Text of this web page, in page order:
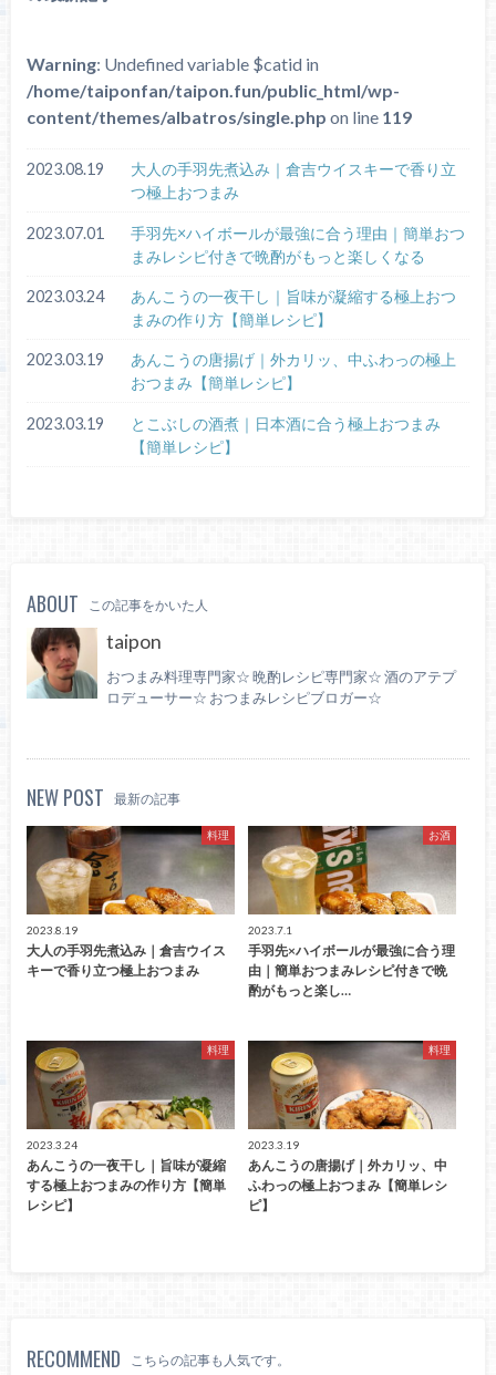
Warning: Undefined variable $catid in
/home/taiponfan/taipon.fun/public_html/wp-
content/themes/albatros/single.php on line 119
2023.08.19
大人の手羽先煮込み｜倉吉ウイスキーで香り立
つ極上おつまみ
2023.07.01
手羽先×ハイボールが最強に合う理由｜簡単おつ
まみレシピ付きで晩酌がもっと楽しくなる
2023.03.24
あんこうの一夜干し｜旨味が凝縮する極上おつ
まみの作り方【簡単レシピ】
2023.03.19
あんこうの唐揚げ｜外カリッ、中ふわっの極上
おつまみ【簡単レシピ】
2023.03.19
とこぶしの酒煮｜日本酒に合う極上おつまみ
【簡単レシピ】
ABOUT この記事をかいた人
taipon
おつまみ料理専門家☆ 晩酌レシピ専門家☆ 酒のアテプ
ロデューサー☆ おつまみレシピブロガー☆
NEW POST 最新の記事
料理
2023.8.19
大人の手羽先煮込み｜倉吉ウイス
キーで香り立つ極上おつまみ
お酒
2023.7.1
手羽先×ハイボールが最強に合う理
由｜簡単おつまみレシピ付きで晩
酌がもっと楽し…
料理
2023.3.24
あんこうの一夜干し｜旨味が凝縮
する極上おつまみの作り方【簡単
レシピ】
料理
2023.3.19
あんこうの唐揚げ｜外カリッ、中
ふわっの極上おつまみ【簡単レシ
ピ】
RECOMMEND こちらの記事も人気です。